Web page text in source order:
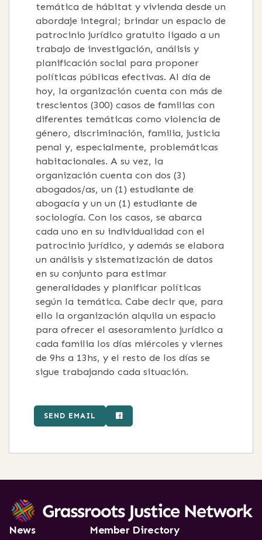
temática de hábitat y vivienda desde un
abordaje integral; brindar un espacio de
patrocinio jurídico gratuito ligado a un
trabajo de investigación, análisis y
planificación social para proponer
políticas públicas efectivas. Al día de
hoy, la organización cuenta con más de
trescientos (300) casos de familias con
diferentes temáticas como violencia de
género, discriminación, familia, justicia
penal y, especialmente, problemáticas
habitacionales. A su vez, la
organización cuenta con dos (3)
abogados/as, un (1) estudiante de
abogacía y un un (1) estudiante de
sociología. Con los casos, se abarca
cada uno en su individualidad con el
patrocinio jurídico, y además se elabora
un análisis y sistematización de datos
en su conjunto para estimar
generalidades y planificar políticas
según la temática. Cabe decir que, para
ello la organización alquila un espacio
para ofrecer el asesoramiento jurídico a
cada familia los días miércoles y viernes
de 9hs a 13hs, y el resto de los días se
sigue trabajando cada situación.
SEND EMAIL
News
Member Directory